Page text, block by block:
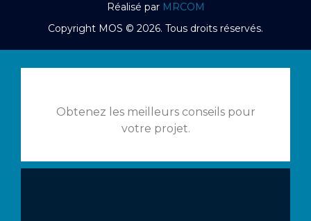
Réalisé par MRCOM
Copyright MOS © 2026. Tous droits réservés.
Obtenez les meilleurs conseils pour
votre projet.